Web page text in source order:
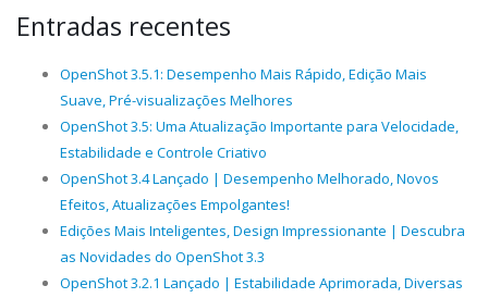
Entradas recentes
OpenShot 3.5.1: Desempenho Mais Rápido, Edição Mais
Suave, Pré-visualizações Melhores
OpenShot 3.5: Uma Atualização Importante para Velocidade,
Estabilidade e Controle Criativo
OpenShot 3.4 Lançado | Desempenho Melhorado, Novos
Efeitos, Atualizações Empolgantes!
Edições Mais Inteligentes, Design Impressionante | Descubra
as Novidades do OpenShot 3.3
OpenShot 3.2.1 Lançado | Estabilidade Aprimorada, Diversas